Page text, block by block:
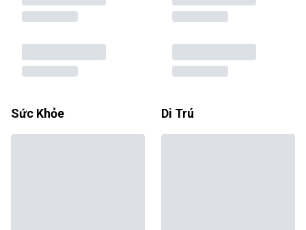
Sức Khỏe Di Trú